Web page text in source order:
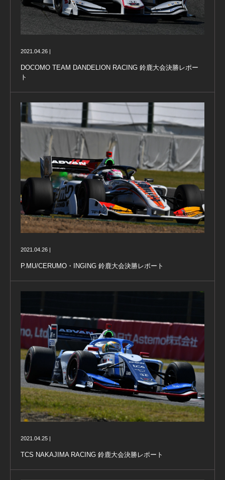
2021.04.26 |
DOCOMO TEAM DANDELION RACING 鈴鹿大会決勝レポー
ト
2021.04.26 |
P.MU/CERUMO・INGING 鈴鹿大会決勝レポート
2021.04.25 |
TCS NAKAJIMA RACING 鈴鹿大会決勝レポート